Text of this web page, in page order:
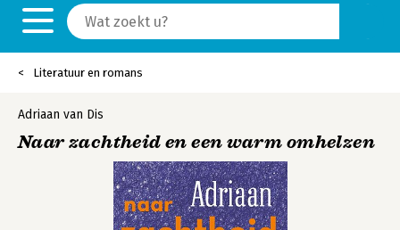
Literatuur en romans
Adriaan van Dis
Naar zachtheid en een warm omhelzen